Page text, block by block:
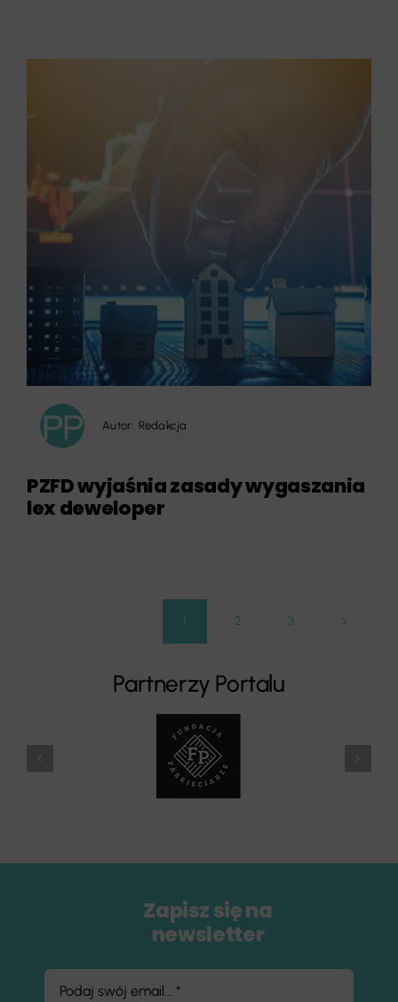
Autor: Redakcja
PZFD wyjaśnia zasady wygaszania
lex deweloper
1 2 3
Partnerzy Portalu
Zapisz się na
newsletter